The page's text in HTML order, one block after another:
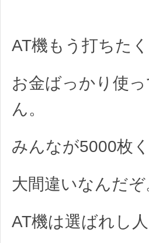
AT機もう打ちた
お金ばっかり使
ん。
みんなが5000枚
大間違いなんだぞ
AT機は選ばれし